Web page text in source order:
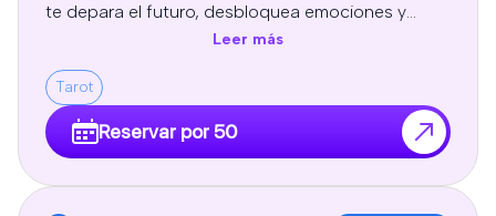
te depara el futuro, desbloquea emociones y
patrones limitantes, y recibe guía espiritual y
autoconocimiento para tomar decisiones
conscientes y transformar tu vida. Sesion
profesional de tarot personal, orientación y
crecimiento personal, adaptadas a tu energía y
Leer más
Tarot
Reservar por 50